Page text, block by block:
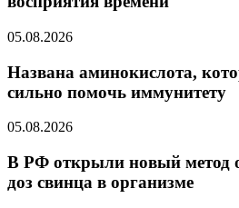
05.08.2026
Названа аминокислота,
сильно помочь иммунитету
05.08.2026
В РФ открыли новый метод
доз свинца в организме